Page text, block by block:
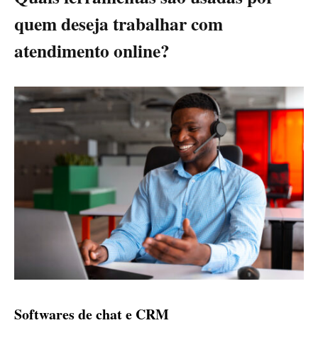
quem deseja trabalhar com
atendimento online?
Softwares de chat e CRM